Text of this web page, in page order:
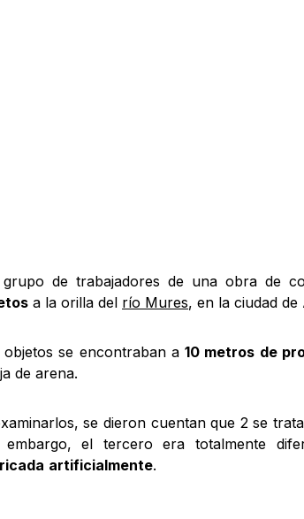
de trabajadores de una obra de
a la orilla del río Mures, en la ciudad de
objetos se encontraban a10 metros de
de arena.
se dieron cuentan que 2 se
embargo, el tercero era totalmente
artificialmente.